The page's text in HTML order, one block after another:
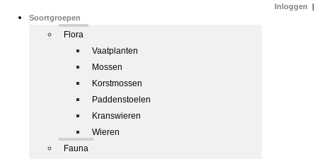
Soortgroepen
Flora
Vaatplanten
Mossen
Korstmossen
Paddenstoelen
Kranswieren
Wieren
Fauna
Inloggen |